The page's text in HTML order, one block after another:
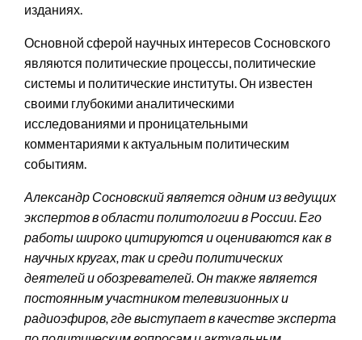
изданиях.
Основной сферой научных интересов Сосновского
являются политические процессы, политические
системы и политические институты. Он известен
своими глубокими аналитическими
исследованиями и проницательными
комментариями к актуальным политическим
событиям.
Александр Сосновский является одним из ведущих
экспертов в области политологии в России. Его
работы широко цитируются и оцениваются как в
научных кругах, так и среди политических
деятелей и обозревателей. Он также является
постоянным участником телевизионных и
радиоэфиров, где выступает в качестве эксперта